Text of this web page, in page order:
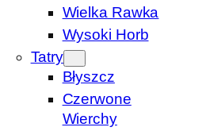
Wielka Rawka
Wysoki Horb
Tatry
Błyszcz
Czerwone
Wierchy